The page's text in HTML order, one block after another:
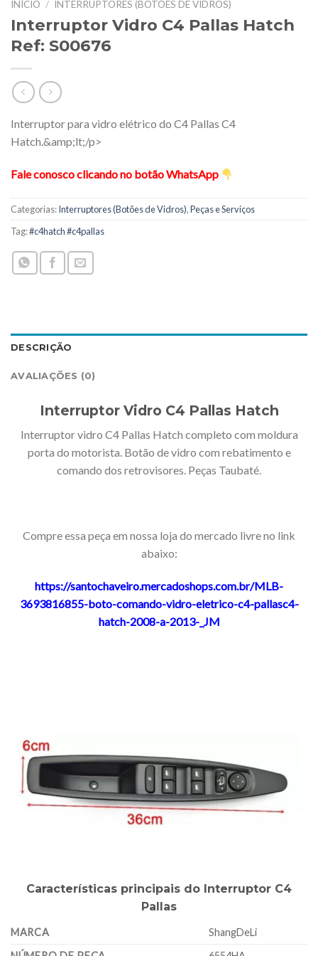
INÍCIO / INTERRUPTORES (BOTÕES DE VIDROS)
Interruptor Vidro C4 Pallas Hatch
Ref: S00676
Interruptor para vidro elétrico do C4 Pallas C4
Hatch.&amp;lt;/p>
Fale conosco clicando no botão WhatsApp
Categorias:Interruptores (Botões de Vidros),Peças e Serviços
Tag:#c4hatch #c4pallas
DESCRIÇÃO
AVALIAÇÕES (0)
Interruptor Vidro C4 Pallas Hatch
Interruptor vidro C4 Pallas Hatch completo com moldura
porta do motorista. Botão de vidro com rebatimento e
comando dos retrovisores. Peças Taubaté.
Compre essa peça em nossa loja do mercado livre no link
abaixo:
https://santochaveiro.mercadoshops.com.br/MLB-
3693816855-boto-comando-vidro-eletrico-c4-pallasc4-
hatch-2008-a-2013-_JM
Características principais do Interruptor C4
Pallas
MARCA
ShangDeLi